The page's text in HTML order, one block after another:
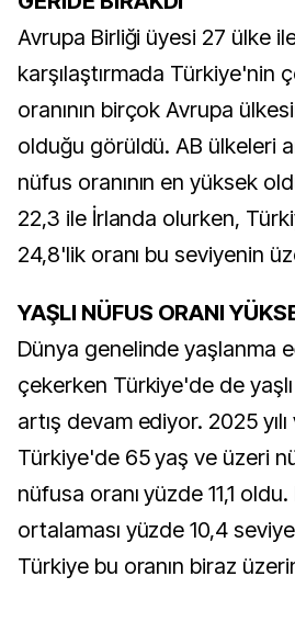
Avrupa Birliği üyesi 27 ülke
karşılaştırmada Türkiye'nin
oranının birçok Avrupa
olduğu görüldü. AB ülkeleri
nüfus oranının en yüksek
22,3 ile İrlanda olurken,
24,8'lik oranı bu seviyenin
YAŞLI NÜFUS ORANI
Dünya genelinde yaşlanma
çekerken Türkiye'de de
artış devam ediyor. 2025
Türkiye'de 65 yaş ve üzeri
nüfusa oranı yüzde 11,1
ortalaması yüzde 10,4
Türkiye bu oranın biraz